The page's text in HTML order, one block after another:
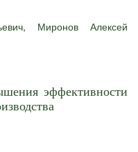
, Миронов Алексей
эффективности